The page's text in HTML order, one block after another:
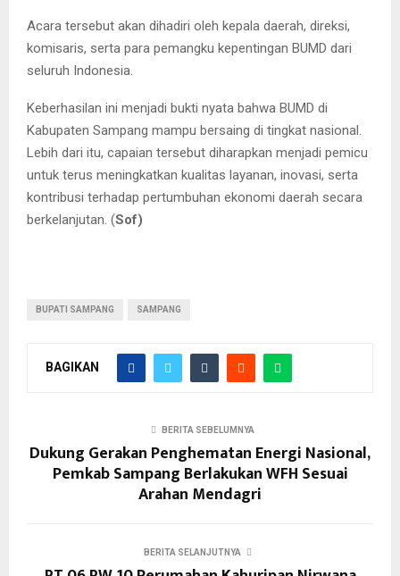
Acara tersebut akan dihadiri oleh kepala daerah, direksi,
komisaris, serta para pemangku kepentingan BUMD dari
seluruh Indonesia.
Keberhasilan ini menjadi bukti nyata bahwa BUMD di
Kabupaten Sampang mampu bersaing di tingkat nasional.
Lebih dari itu, capaian tersebut diharapkan menjadi pemicu
untuk terus meningkatkan kualitas layanan, inovasi, serta
kontribusi terhadap pertumbuhan ekonomi daerah secara
berkelanjutan. (Sof)
BUPATI SAMPANG SAMPANG
BAGIKAN
BERITA SEBELUMNYA
Dukung Gerakan Penghematan Energi Nasional,
Pemkab Sampang Berlakukan WFH Sesuai
Arahan Mendagri
BERITA SELANJUTNYA